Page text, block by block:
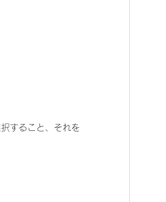
すること、それを